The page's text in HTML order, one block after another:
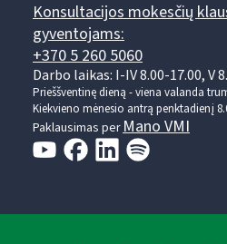
Konsultacijos mokesčių
gyventojams:
+370 5 260 5060
Darbo laikas: I-IV 8.00-17.00, V
Prieššventinę dieną - viena valanda
Kiekvieno mėnesio antrą penktadienį
Paklausimas perMano VMI